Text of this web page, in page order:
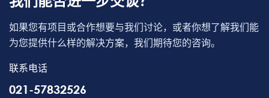
如果您有项目或合作想要与我们讨论，或者你想了解我们能
为您提供什么样的解决方案，我们期待您的咨询。
联系电话
021-57832526